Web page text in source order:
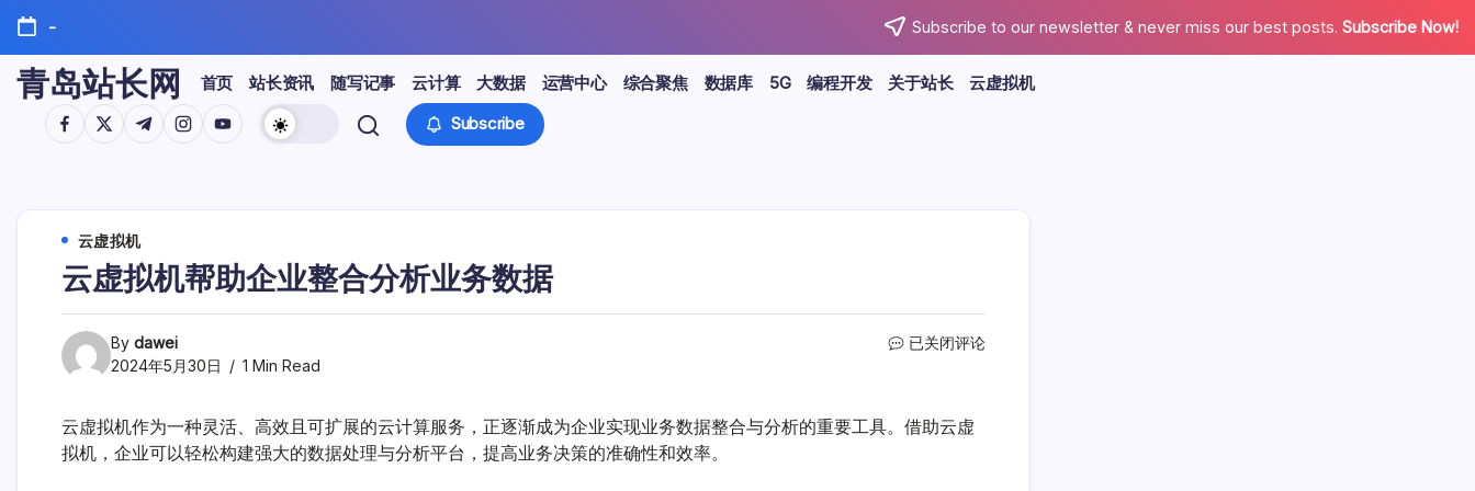
Skip
content
- Subscribe to our newsletter & never miss our best posts. Subscribe Now!
青岛站长网 首页 站长资讯 随写记事 云计算 大数据 运营中心 综合聚焦 数据库 5G 编程开发 关于站长
云虚拟机
https://www.facebook.com/
https://twitter.com/
https://t.me/
https://www.instagram.com/
https://youtube.com/ Subscribe
云虚拟机
云虚拟机帮助企业整合分析业务数据
By dawei
2024年5月30日
1 Min Read
云
帮
已关闭评论
云虚拟机作为一种灵活、高效且可扩展的云计算服务，正逐渐成为企业实现业务数据整合与分析的重要工具。借助云虚
拟机，企业可以轻松构建强大的数据处理与分析平台，提高业务决策的准确性和效率。